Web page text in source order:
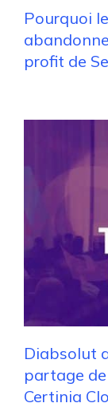
Pourquoi
profit de
Diabsolut
partage
Certinia